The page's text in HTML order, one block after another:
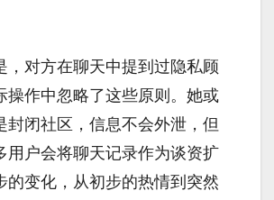
，对方在聊天中提到过隐私顾
操作中忽略了这些原则。她或
封闭社区，信息不会外泄，但
用户会将聊天记录作为谈资扩
的变化，从初步的热情到突然